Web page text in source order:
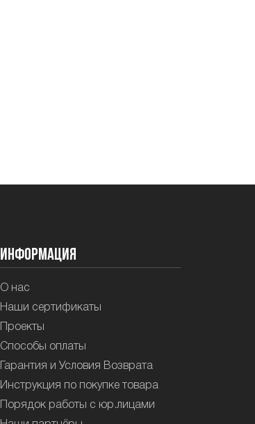
Информация
О нас
Наши сертификаты
Проекты
Способы оплаты
Гарантия и Условия Возврата
Инструкция по покупке товара
Порядок работы с юр.лицами